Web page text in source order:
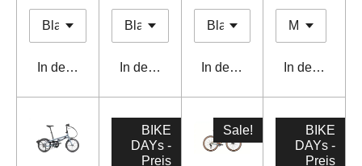
In den WarenkorbIn den WarenkorbIn den WarenkorbIn den
BIKE
DAYs -
Preis
Sale!
BIKE
DAYs -
Preis